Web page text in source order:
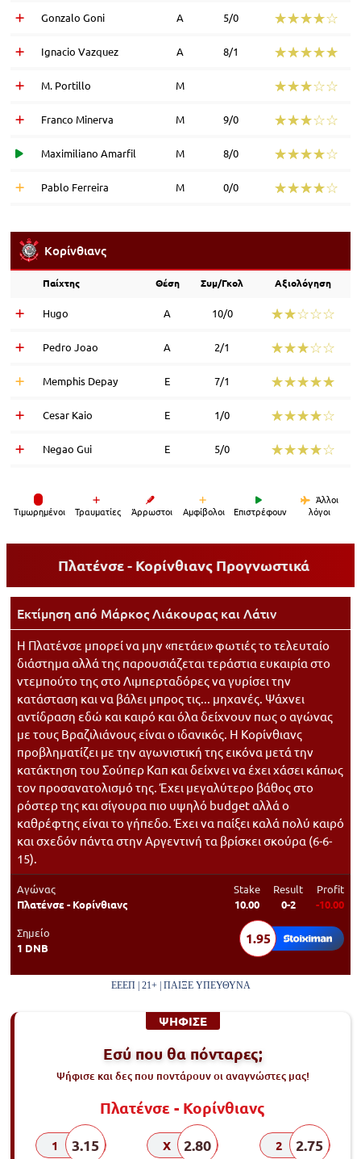
Gonzalo Goni Α 5/0 ☆☆☆☆☆
★★★★★
Ignacio Vazquez Α 8/1 ☆☆☆☆☆
★★★★★
M. Portillo Μ ☆☆☆☆☆
★★★★★
Franco Minerva Μ 9/0 ☆☆☆☆☆
★★★★★
Maximiliano Amarfil Μ 8/0 ☆☆☆☆☆
★★★★★
Pablo Ferreira Μ 0/0 ☆☆☆☆☆
★★★★★
Κορίνθιανς
Παίχτης Θέση Συμ/Γκολ Αξιολόγηση
Hugo Α 10/0 ☆☆☆☆☆
★★★★★
Pedro Joao Α 2/1 ☆☆☆☆☆
★★★★★
Memphis Depay Ε 7/1 ☆☆☆☆☆
★★★★★
Cesar Kaio Ε 1/0 ☆☆☆☆☆
★★★★★
Negao Gui Ε 5/0 ☆☆☆☆☆
★★★★★
Tιμωρημένοι Τραυματίες Άρρωστοι Αμφίβολοι Επιστρέφουν
Άλλοι
λόγοι
Πλατένσε - Κορίνθιανς Προγνωστικά
Εκτίμηση από Μάρκος Λιάκουρας καιΛάτιν
Η Πλατένσε μπορεί να μην «πετάει» φωτιές το τελευταίο
διάστημα αλλά της παρουσιάζεται τεράστια ευκαιρία στο
ντεμπούτο της στο Λιμπερταδόρες να γυρίσει την
κατάσταση και να βάλει μπρος τις... μηχανές. Ψάχνει
αντίδραση εδώ και καιρό και όλα δείχνουν πως ο αγώνας
με τους Βραζιλιάνους είναι ο ιδανικός. Η Κορίνθιανς
προβληματίζει με την αγωνιστική της εικόνα μετά την
κατάκτηση του Σούπερ Καπ και δείχνει να έχει χάσει κάπως
τον προσανατολισμό της. Έχει μεγαλύτερο βάθος στο
ρόστερ της και σίγουρα πιο υψηλό budget αλλά ο
καθρέφτης είναι το γήπεδο. Έχει να παίξει καλά πολύ καιρό
και σχεδόν πάντα στην Αργεντινή τα βρίσκει σκούρα (6-6-
15).
Αγώνας
Πλατένσε - Κορίνθιανς
Stake
10.00
Result
0-2
Profit
-10.00
Σημείο
1 DNB
1.95
ΕΕΕΠ | 21+ | ΠΑΙΞΕ ΥΠΕΥΘΥΝΑ
ΨΗΦΙΣΕ
Εσύ που θα πόνταρες;
Ψήφισε και δες που ποντάρουν οι αναγνώστες μας!
Πλατένσε - Κορίνθιανς
1 3.15 X 2.80 2 2.75